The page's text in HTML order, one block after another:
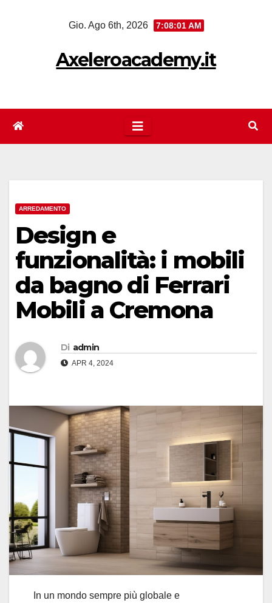
Gio. Ago 6th, 2026 7:08:01 AM
Axeleroacademy.it
ARREDAMENTO
Design e
funzionalità: i mobili
da bagno di Ferrari
Mobili a Cremona
Di admin
APR 4, 2024
In un mondo sempre più globale e